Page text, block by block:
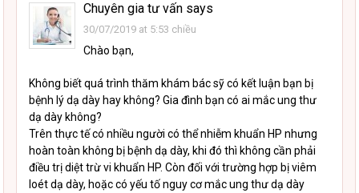
Chuyên gia tư vấn says
30/07/2019 at 5:53 chiều
Chào bạn,
Không biết quá trình thăm khám bác sỹ có kết luận bạn bị
bệnh lý dạ dày hay không? Gia đình bạn có ai mắc ung thư
dạ dày không?
Trên thực tế có nhiều người có thể nhiễm khuẩn HP nhưng
hoàn toàn không bị bệnh dạ dày, khi đó thì không cần phải
điều trị diệt trừ vi khuẩn HP. Còn đối với trường hợp bị viêm
loét dạ dày, hoặc có yếu tố nguy cơ mắc ung thư dạ dày